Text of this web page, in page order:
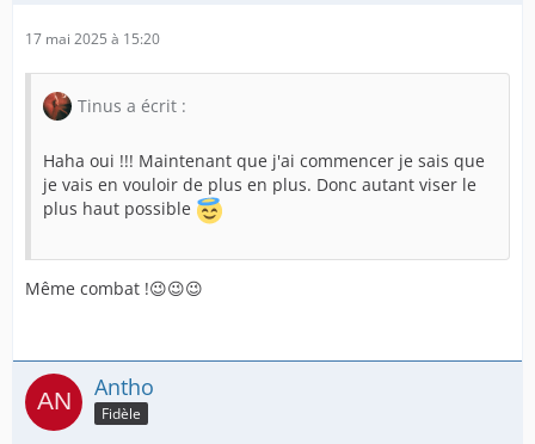
17 mai 2025 à 15:20
Tinus a écrit :
Haha oui !!! Maintenant que j'ai commencer je sais que
je vais en vouloir de plus en plus. Donc autant viser le
plus haut possible
Même combat !😉😉😉
Antho
Fidèle